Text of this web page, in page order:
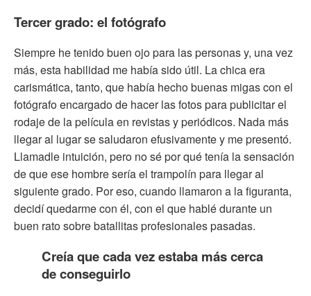
Tercer grado: el fotógrafo
Siempre he tenido buen ojo para las personas y, una vez
más, esta habilidad me había sido útil. La chica era
carismática, tanto, que había hecho buenas migas con el
fotógrafo encargado de hacer las fotos para publicitar el
rodaje de la película en revistas y periódicos. Nada más
llegar al lugar se saludaron efusivamente y me presentó.
Llamadle intuición, pero no sé por qué tenía la sensación
de que ese hombre sería el trampolín para llegar al
siguiente grado. Por eso, cuando llamaron a la figuranta,
decidí quedarme con él, con el que hablé durante un
buen rato sobre batallitas profesionales pasadas.
Creía que cada vez estaba más cerca
de conseguirlo